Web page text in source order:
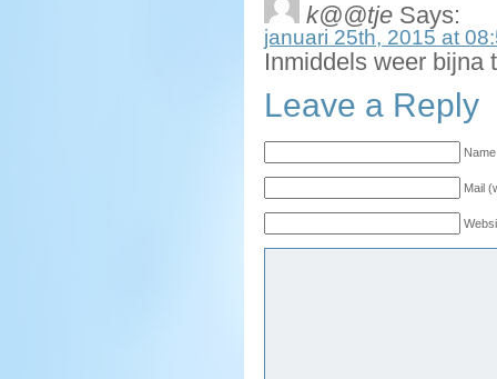
k@@tje Says:
januari 25th, 2015 at
Inmiddels weer bijna
Leave a Reply
Mail